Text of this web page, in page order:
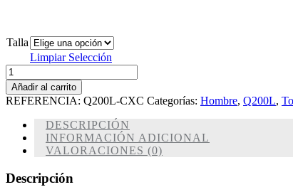
Talla
Limpiar Selección
LETJET
Q200L-
C
CAFE
cantidad
Añadir al carrito
REFERENCIA: Q200L-CXC Categorías: Hombre, Q200L,
DESCRIPCIÓN
INFORMACIÓN ADICIONAL
VALORACIONES (0)
Descripción